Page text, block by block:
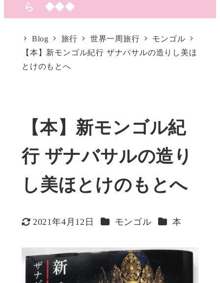
ら ◆◆◆
Blog 旅行 世界一周旅行
モンゴル
【本】新モンゴル紀行 ザナバサルの造りし美ほ
とけのもとへ
【本】新モンゴル紀
行 ザナバサルの造り
し美ほとけのもとへ
更新日
2021年4月12日 カテゴリー
モンゴル カテゴリー
本